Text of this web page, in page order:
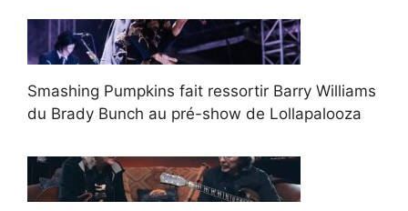
Smashing Pumpkins fait ressortir Barry Williams
du Brady Bunch au pré-show de Lollapalooza